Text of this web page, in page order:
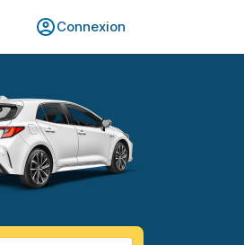
Connexion